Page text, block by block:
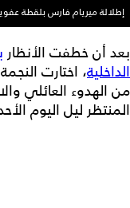
إطلالة ميريام فارس بلقطة
بعد أن خطفت الأنظار
الداخلية، اختارت النجمة
من الهدوء العائلي
المنتظر ليل اليوم